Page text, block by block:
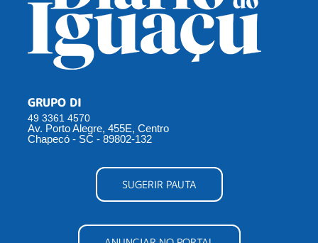
GRUPO DI
49 3361 4570
Av. Porto Alegre, 455E, Centro
Chapecó - SC - 89802-132
SUGERIR PAUTA